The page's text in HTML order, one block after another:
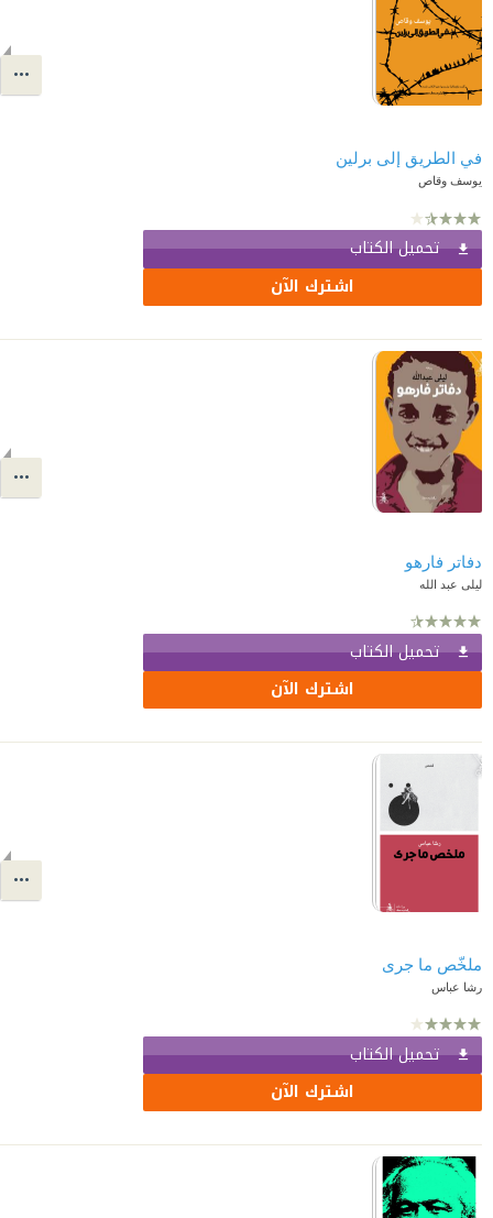
في الطريق إلى برلين
يوسف وقاص
تحميل الكتاب
اشترك الآن
دفاتر فارهو
ليلى عبد الله
تحميل الكتاب
اشترك الآن
ملخّص ما جرى
رشا عباس
تحميل الكتاب
اشترك الآن